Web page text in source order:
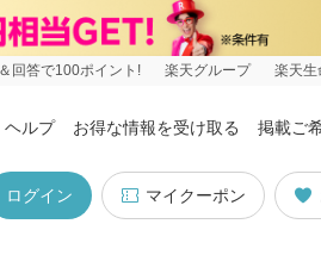
回答で100ポイント! 楽天グループ 楽天生
ヘルプ お得な情報を受け取る 掲載ご
マイクーポン
ログイン